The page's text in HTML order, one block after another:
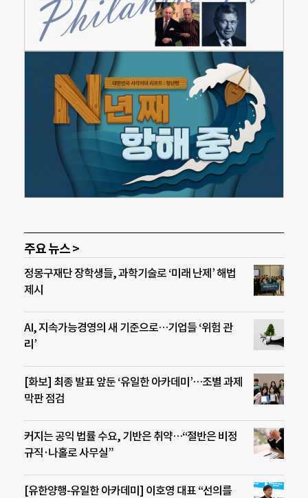
주요 뉴스 >
정몽구재단 장학생들, 과학기술로 ‘미래 난제’ 해법
제시
AI, 지속가능경영의 새 기준으로…기업들 ‘위험 관
리’
[화보] 최종 발표 앞둔 ‘유일한 아카데미’…조별 과제
막판 점검
커지는 공익 법률 수요, 기반은 취약…“절반은 비정
규직·나홀로 사무실”
[유한양행-유일한 아카데미] 이호영 대표 “선의를